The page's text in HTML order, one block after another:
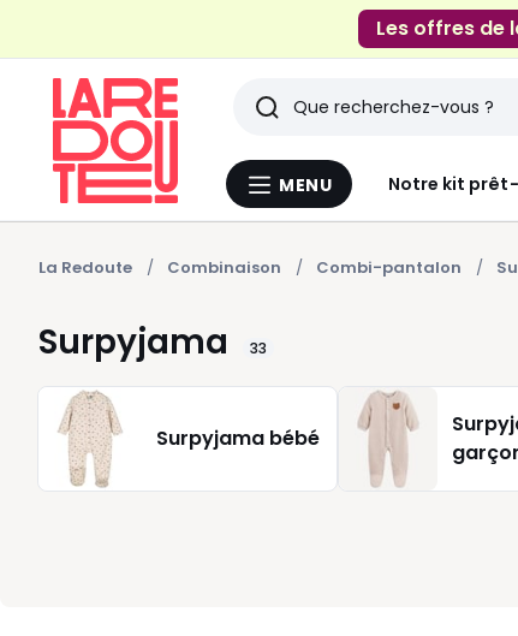
Les offres de
Menu
MENU Notre kit
Rechercher
Derniers
articles
vus
La Redoute Combinaison Combi-pantalon
Surpyjama 33
Surpyjama bébé